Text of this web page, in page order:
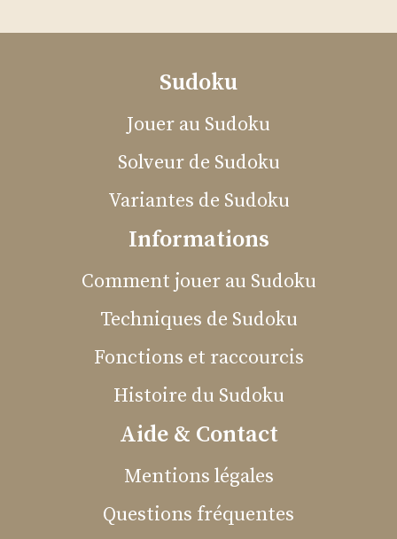
Sudoku
Jouer au Sudoku
Solveur de Sudoku
Variantes de Sudoku
Informations
Comment jouer au Sudoku
Techniques de Sudoku
Fonctions et raccourcis
Histoire du Sudoku
Aide & Contact
Mentions légales
Questions fréquentes